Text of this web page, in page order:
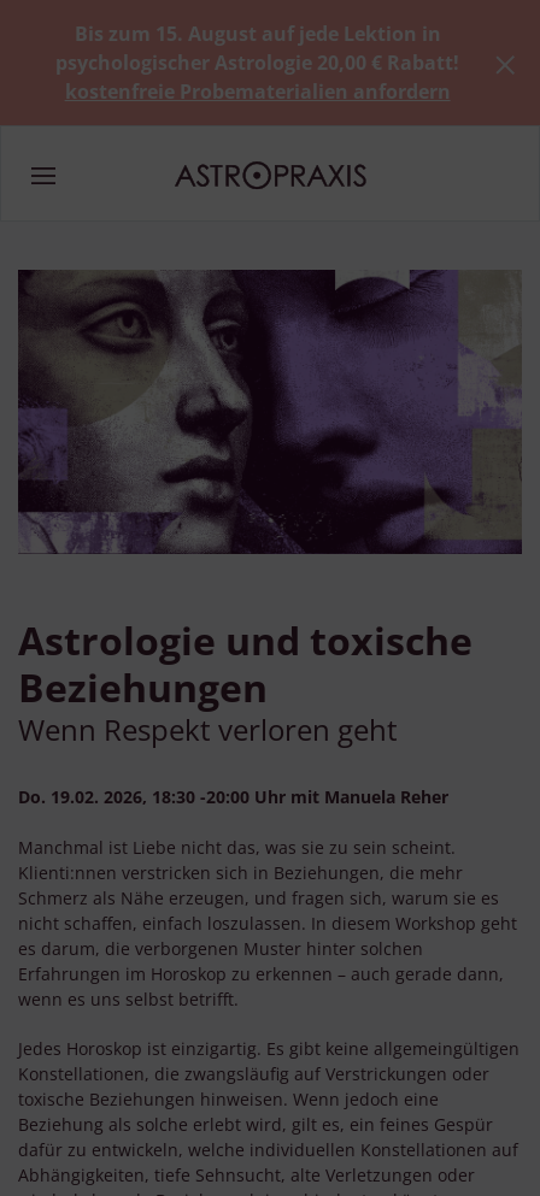
Bis zum 15. August auf jede Lektion in
psychologischer Astrologie 20,00 € Rabatt!
kostenfreie Probematerialien anfordern
Astrologie und toxische
Beziehungen
Wenn Respekt verloren geht
Do. 19.02. 2026, 18:30 -20:00 Uhr mit Manuela Reher
Manchmal ist Liebe nicht das, was sie zu sein scheint.
Klienti:nnen verstricken sich in Beziehungen, die mehr
Schmerz als Nähe erzeugen, und fragen sich, warum sie es
nicht schaffen, einfach loszulassen. In diesem Workshop geht
es darum, die verborgenen Muster hinter solchen
Erfahrungen im Horoskop zu erkennen – auch gerade dann,
wenn es uns selbst betrifft.
Jedes Horoskop ist einzigartig. Es gibt keine allgemeingültigen
Konstellationen, die zwangsläufig auf Verstrickungen oder
toxische Beziehungen hinweisen. Wenn jedoch eine
Beziehung als solche erlebt wird, gilt es, ein feines Gespür
dafür zu entwickeln, welche individuellen Konstellationen auf
Abhängigkeiten, tiefe Sehnsucht, alte Verletzungen oder